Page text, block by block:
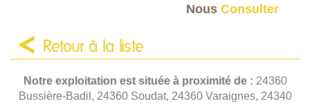
Nous Consulter
Retour à la liste
Notre exploitation est située à proximité de : 24360
Bussière-Badil, 24360 Soudat, 24360 Varaignes, 24340